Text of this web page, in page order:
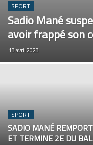
SPORT
Sadio Mané
avoir frappé son
13 avril 2023
SPORT
SADIO MANÉ
ET TERMINE 2E DU